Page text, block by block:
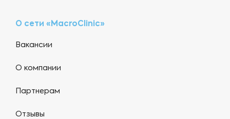
О сети «MacroClinic»
Вакансии
О компании
Партнерам
Отзывы